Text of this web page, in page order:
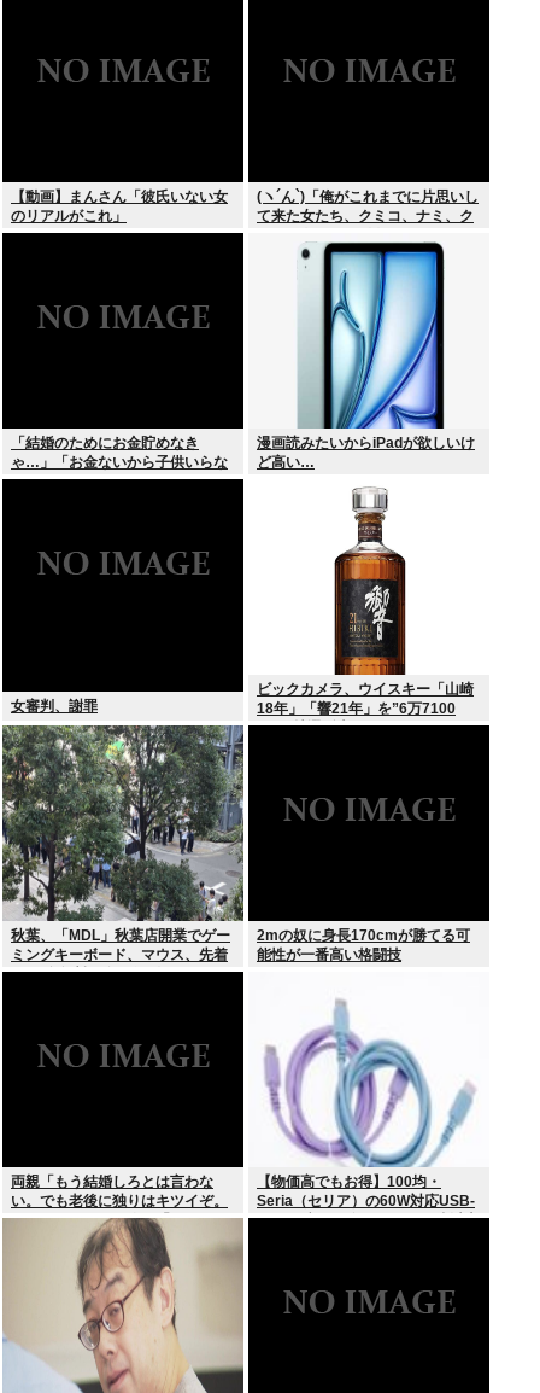
【動画】まんさん「彼氏いない女
のリアルがこれ」
(ヽ´ん`)「俺がこれまでに片思いし
て来た女たち、クミコ、ナミ、ク
オリ、ユカリ…」
「結婚のためにお金貯めなき
ゃ…」「お金ないから子供いらな
い」←こいつら
漫画読みたいからiPadが欲しいけ
ど高い…
女審判、謝罪
ビックカメラ、ウイスキー「山崎
18年」「響21年」を”6万7100
円”で抽選販売
秋葉、「MDL」秋葉店開業でゲー
ミングキーボード、マウス、先着
1000名無料配布で行列。まだいけ
2mの奴に身長170cmが勝てる可
能性が一番高い格闘技
両親「もう結婚しろとは言わな
い。でも老後に独りはキツイぞ。
どうするんだ？」俺ら「…」
【物価高でもお得】100均・
Seria（セリア）の60W対応USB-
Cケーブル（ダイソーでは2倍以上